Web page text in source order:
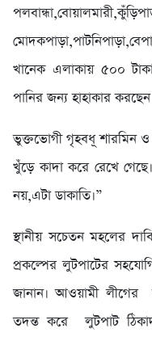
খানেক এলাকায় ৫০০
পানির জন্য হাহাকার
​ভুক্তভোগী গৃহবধূ শারমিন ও
খুঁড়ে কাদা করে রেখে
নয়,এটা ডাকাতি।”
​স্থানীয় সচেতন মহলের
প্রকল্পের লুটপাটের
জানান। আওয়ামী লীগের
তদন্ত করে লুটপাট